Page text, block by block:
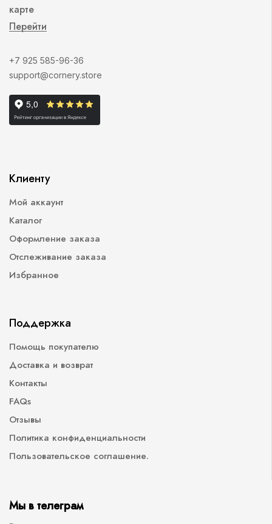
карте
Перейти
+7 925 585-96-36
support@cornery.store
Клиенту
Мой аккаунт
Каталог
Оформление заказа
Отслеживание заказа
Избранное
Поддержка
Помощь покупателю
Доставка и возврат
Контакты
FAQs
Отзывы
Политика конфиденциальности
Пользовательское соглашение.
Мы в телеграм